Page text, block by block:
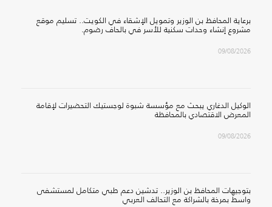
برعاية المحافظ بن الوزير وتمويل الإشقاء في الكويت.. تسليم موقع
مشروع إنشاء وحدات سكنية للأسر في بالحاف رضوم.
09/08/2026
الوكيل الدغاري يبحث مع مؤسسة شبوة لوجستيك التحضيرات لإقامة
المعرض الاقتصادي بالمحافظة
09/08/2026
بتوجيهات المحافظ بن الوزير.. تدشين دعم طبي متكامل لمستشفى
واسط بمرخة بالشراكة مع التحالف العربي